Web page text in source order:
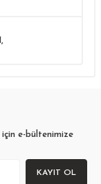
,
e-bültenimize
KAYIT OL